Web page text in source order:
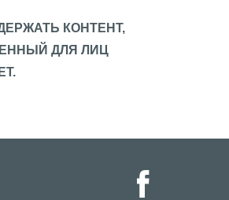
КОНТЕНТ,
ДЛЯ ЛИЦ